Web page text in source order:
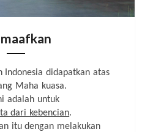
Indonesia didapatkan atas
Maha kuasa.
adalah untuk
dari kebencian.
itu dengan melakukan